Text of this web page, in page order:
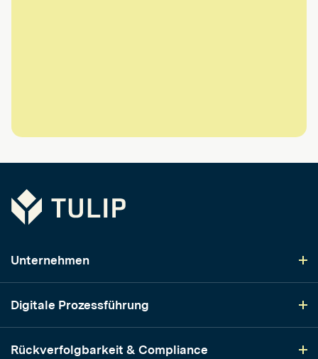
Tulip
Unternehmen
Digitale Prozessführung
Rückverfolgbarkeit & Compliance